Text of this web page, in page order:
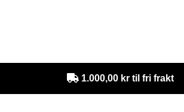
1.000,00 kr til fri frakt